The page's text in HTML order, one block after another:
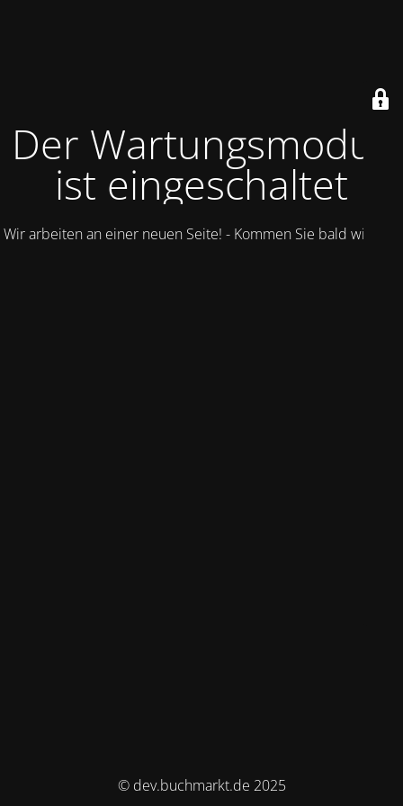
Der Wartungsmodus
ist eingeschaltet
Wir arbeiten an einer neuen Seite! - Kommen Sie bald wieder.
© dev.buchmarkt.de 2025